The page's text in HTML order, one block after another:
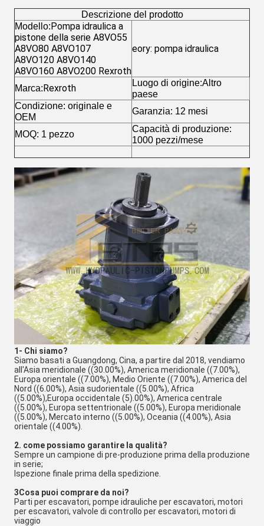
Descrizione del prodotto
Modello:Pompa idraulica a
pistone della serie A8VO55
A8VO80 A8VO107
A8VO120 A8VO140
A8VO160 A8VO200 Rexroth
eory: pompa idraulica
Marca:Rexroth
Luogo di origine:Altro
paese
Condizione: originale e
OEM
Garanzia: 12 mesi
MOQ: 1 pezzo
Capacità di produzione:
1000 pezzi/mese
1- Chi siamo?
Siamo basati a Guangdong, Cina, a partire dal 2018, vendiamo
all'Asia meridionale ((30.00%), America meridionale ((7.00%),
Europa orientale ((7.00%), Medio Oriente ((7.00%), America del
Nord ((6.00%), Asia sudorientale ((5.00%), Africa
((5.00%),Europa occidentale (5).00%), America centrale
((5.00%), Europa settentrionale ((5.00%), Europa meridionale
((5.00%), Mercato interno ((5.00%), Oceania ((4.00%), Asia
orientale ((4.00%).
2. come possiamo garantire la qualità?
Sempre un campione di pre-produzione prima della produzione
in serie;
Ispezione finale prima della spedizione.
3Cosa puoi comprare da noi?
Parti per escavatori, pompe idrauliche per escavatori, motori
per escavatori, valvole di controllo per escavatori, motori di
viaggio